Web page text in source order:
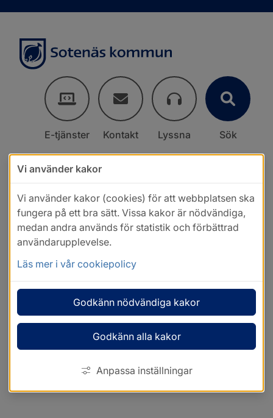
E-tjänster Kontakt Lyssna Sök
Vi använder kakor
Vi använder kakor (cookies) för att webbplatsen ska
fungera på ett bra sätt. Vissa kakor är nödvändiga,
medan andra används för statistik och förbättrad
användarupplevelse.
Läs mer i vår cookiepolicy
Godkänn nödvändiga kakor
Godkänn alla kakor
Anpassa inställningar